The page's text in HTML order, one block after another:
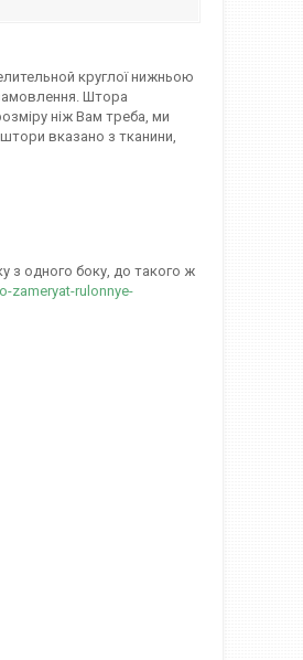
круглої нижньою
Штора
ніж Вам треба, ми
вказано з тканини,
з одного боку, до такого ж
zameryat-rulonnye-